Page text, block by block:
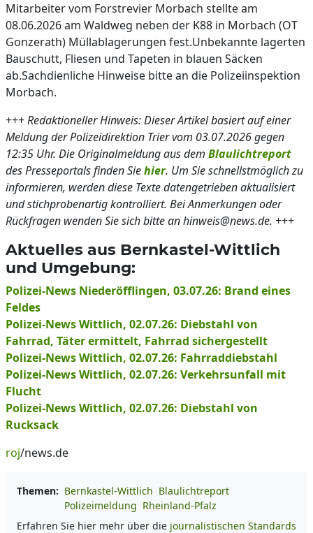
Mitarbeiter vom Forstrevier Morbach stellte am
08.06.2026 am Waldweg neben der K88 in Morbach (OT
Gonzerath) Müllablagerungen fest.Unbekannte lagerten
Bauschutt, Fliesen und Tapeten in blauen Säcken
ab.Sachdienliche Hinweise bitte an die Polizeiinspektion
Morbach.
+++Redaktioneller Hinweis: Dieser Artikel basiert auf einer
Meldung der Polizeidirektion Trier vom 03.07.2026 gegen
12:35 Uhr. Die Originalmeldung aus dem Blaulichtreport
des Presseportals finden Siehier. Um Sie schnellstmöglich zu
informieren, werden diese Texte datengetrieben aktualisiert
und stichprobenartig kontrolliert. Bei Anmerkungen oder
Rückfragen wenden Sie sich bitte an hinweis@news.de. +++
Aktuelles aus Bernkastel-Wittlich
und Umgebung:
Polizei-News Niederöfflingen, 03.07.26: Brand eines
Feldes
Polizei-News Wittlich, 02.07.26: Diebstahl von
Fahrrad, Täter ermittelt, Fahrrad sichergestellt
Polizei-News Wittlich, 02.07.26: Fahrraddiebstahl
Polizei-News Wittlich, 02.07.26: Verkehrsunfall mit
Flucht
Polizei-News Wittlich, 02.07.26: Diebstahl von
Rucksack
roj/news.de
Themen: Bernkastel-Wittlich Blaulichtreport
Polizeimeldung Rheinland-Pfalz
Erfahren Sie hier mehr über die journalistischen Standards